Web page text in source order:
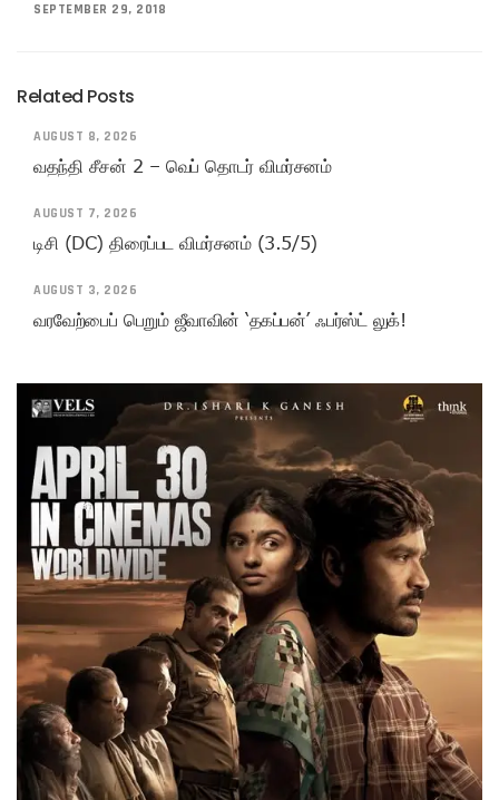
SEPTEMBER 29, 2018
Related Posts
AUGUST 8, 2026
வதந்தி சீசன் 2 – வெப் தொடர் விமர்சனம்
AUGUST 7, 2026
டிசி (DC) திரைப்பட விமர்சனம் (3.5/5)
AUGUST 3, 2026
வரவேற்பைப் பெறும் ஜீவாவின் ‘தகப்பன்’ ஃபர்ஸ்ட் லுக்!